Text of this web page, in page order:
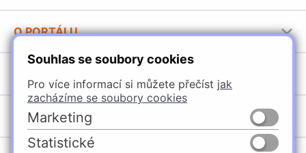
Souhlas se soubory cookies
Pro více informací si můžete přečíst jak
zacházíme se soubory cookies
Marketing
Statistické
Stavební katalog Häfele
Brožury Häfele
O PORTÁLU
Provozovatel portálu
Jak používat portál
Úchytky
Nábytkové kování
Vybavení kuchyní
POBOČKY
Špačince